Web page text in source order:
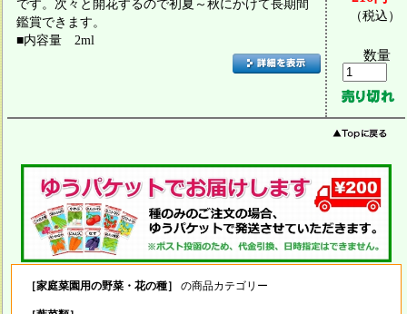
です。次々と開花するので初夏～秋にかけて長期間
鑑賞できます。
■内容量 2ml
（税込）
数量
［家庭菜園用の野菜・花の種］ の商品カテゴリー